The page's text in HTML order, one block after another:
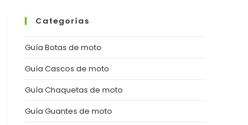
Categorías
Guía Botas de moto
Guía Cascos de moto
Guía Chaquetas de moto
Guía Guantes de moto